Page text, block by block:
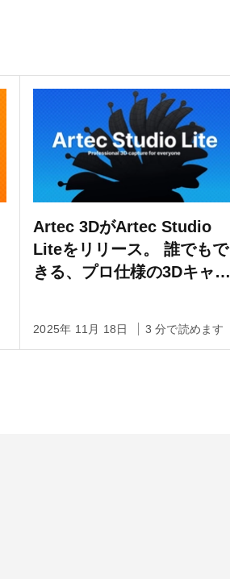
Artec 3DがArtec Studio
Liteをリリース。 誰でもで
きる、プロ仕様の3Dキャプ
2025年 11月 18日 3 分で読めます